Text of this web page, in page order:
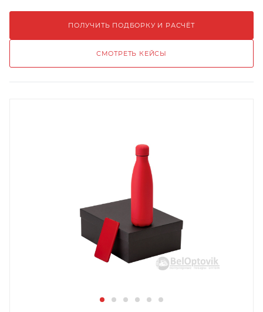
ПОЛУЧИТЬ ПОДБОРКУ И РАСЧЁТ
СМОТРЕТЬ КЕЙСЫ